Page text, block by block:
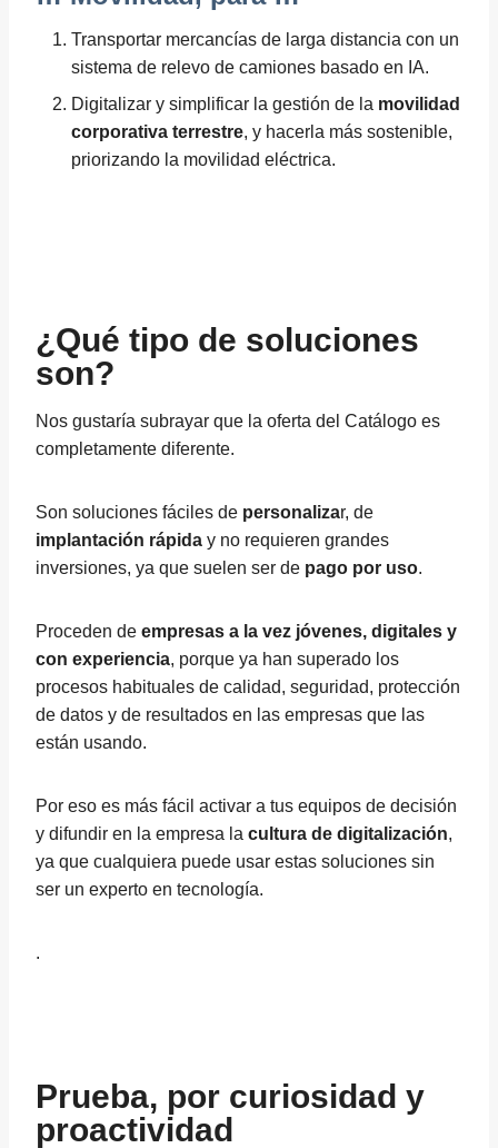
Transportar mercancías de larga distancia con un
sistema de relevo de camiones basado en IA.
Digitalizar y simplificar la gestión de la movilidad
corporativa terrestre, y hacerla más sostenible,
priorizando la movilidad eléctrica.
¿Qué tipo de soluciones
son?
Nos gustaría subrayar que la oferta del Catálogo es
completamente diferente.
Son soluciones fáciles de personalizar, de
implantación rápida y no requieren grandes
inversiones, ya que suelen ser de pago por uso.
Proceden de empresas a la vez jóvenes, digitales y
con experiencia, porque ya han superado los
procesos habituales de calidad, seguridad, protección
de datos y de resultados en las empresas que las
están usando.
Por eso es más fácil activar a tus equipos de decisión
y difundir en la empresa la cultura de digitalización,
ya que cualquiera puede usar estas soluciones sin
ser un experto en tecnología.
.
Prueba, por curiosidad y
proactividad